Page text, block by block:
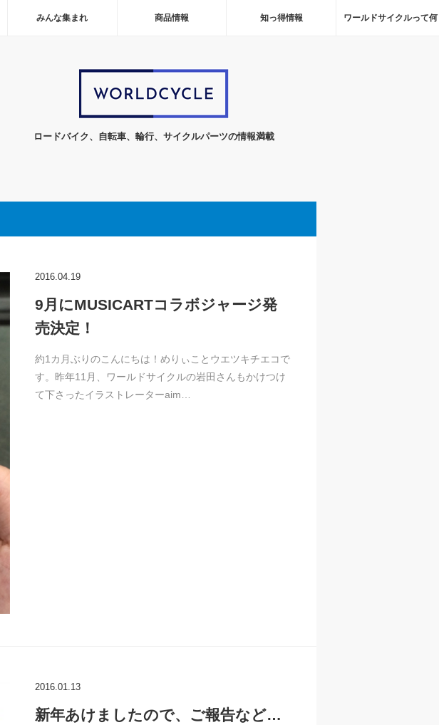
みんな集まれ 商品情報 知っ得情報 ワールドサイクルって何
ロードバイク、自転車、輪行、サイクルパーツの情報満載
2016.04.19
9月にMUSICARTコラボジャージ発
売決定！
約1カ月ぶりのこんにちは！めりぃことウエツキチエコで
す。昨年11月、ワールドサイクルの岩田さんもかけつけ
て下さったイラストレーターaim…
2016.01.13
新年あけましたので、ご報告など…